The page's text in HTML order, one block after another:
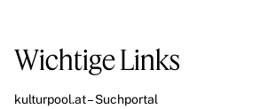
Wichtige Links
kulturpool.at– Suchportal